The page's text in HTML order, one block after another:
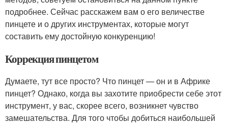
подробнее. Сейчас расскажем вам о его величестве
пинцете и о других инструментах, которые могут
составить ему достойную конкуренцию!
Коррекция пинцетом
Думаете, тут все просто? Что пинцет — он и в Африке
пинцет? Однако, когда вы захотите приобрести себе этот
инструмент, у вас, скорее всего, возникнет чувство
замешательства. Для того чтобы добиться наибольшей